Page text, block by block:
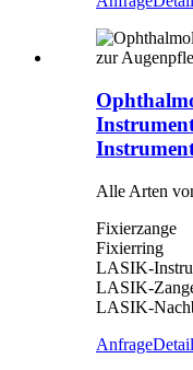
Alle Arten
Fixierzange
Fixierring
LASIK-
LASIK-
LASIK-
AnfrageDetail